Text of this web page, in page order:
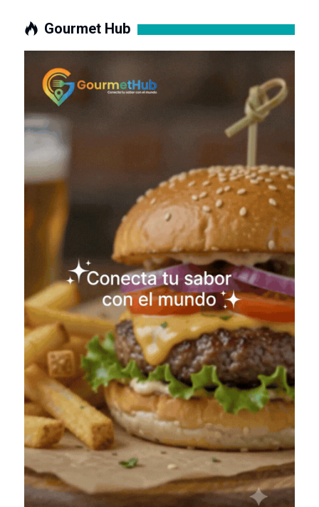
Gourmet Hub